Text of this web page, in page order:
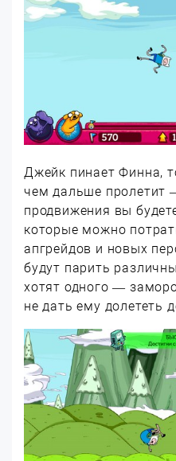
Джейк пинает Финна,
чем дальше пролетит
продвижения вы
которые можно
апгрейдов и новых
будут парить
хотят одного —
не дать ему долететь